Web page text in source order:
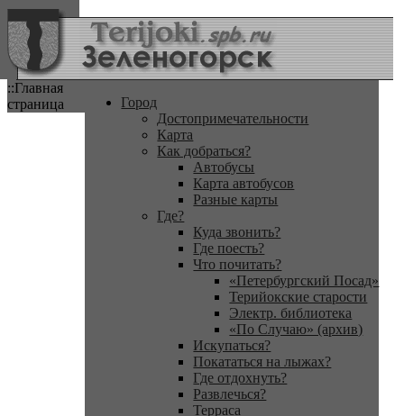
::Главная
страница
Город
Достопримечательности
Карта
Как добраться?
Автобусы
Карта автобусов
Разные карты
Где?
Куда звонить?
Где поесть?
Что почитать?
«Петербургский Посад»
Терийокские старости
Электр. библиотека
«По Случаю» (архив)
Искупаться?
Покататься на лыжах?
Где отдохнуть?
Развлечься?
Терраса